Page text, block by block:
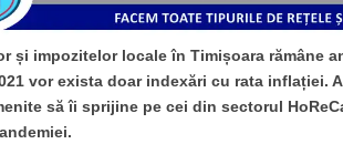
și impozitelor locale în Timișoara rămâne
vor exista doar indexări cu rata inflației.
să îi sprijine pe cei din sectorul